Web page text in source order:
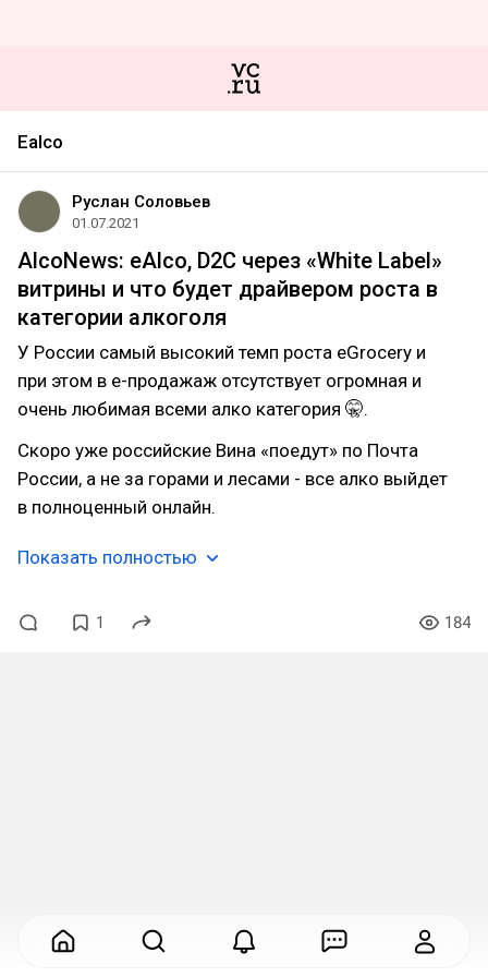
Ealco
Руслан Соловьев
01.07.2021
AlcoNews: eAlco, D2C через «White Label»
витрины и что будет драйвером роста в
категории алкоголя
У России самый высокий темп роста eGrocery и
при этом в е-продажаж отсутствует огромная и
очень любимая всеми алко категория 🤫.
Скоро уже российские Вина «поедут» по Почта
России, а не за горами и лесами - все алко выйдет
в полноценный онлайн.
Показать полностью
1 184